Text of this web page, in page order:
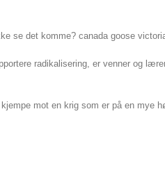
se det komme? canada goose
radikalisering, er venner og
mot en krig som er på en mye